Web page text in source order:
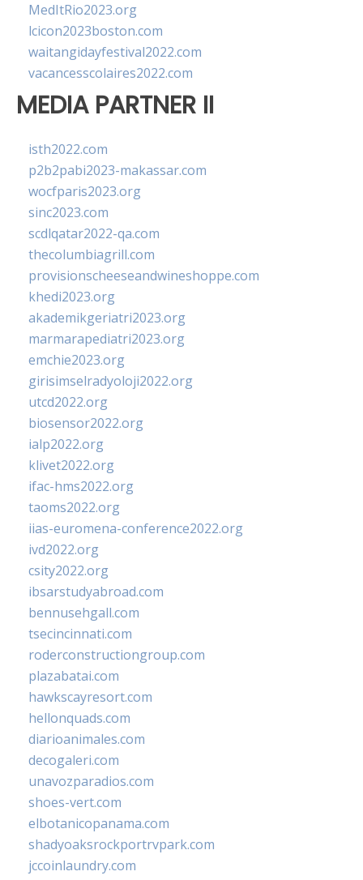
MedItRio2023.org
lcicon2023boston.com
waitangidayfestival2022.com
vacancesscolaires2022.com
MEDIA PARTNER II
isth2022.com
p2b2pabi2023-makassar.com
wocfparis2023.org
sinc2023.com
scdlqatar2022-qa.com
thecolumbiagrill.com
provisionscheeseandwineshoppe.com
khedi2023.org
akademikgeriatri2023.org
marmarapediatri2023.org
emchie2023.org
girisimselradyoloji2022.org
utcd2022.org
biosensor2022.org
ialp2022.org
klivet2022.org
ifac-hms2022.org
taoms2022.org
iias-euromena-conference2022.org
ivd2022.org
csity2022.org
ibsarstudyabroad.com
bennusehgall.com
tsecincinnati.com
roderconstructiongroup.com
plazabatai.com
hawkscayresort.com
hellonquads.com
diarioanimales.com
decogaleri.com
unavozparadios.com
shoes-vert.com
elbotanicopanama.com
shadyoaksrockportrvpark.com
jccoinlaundry.com